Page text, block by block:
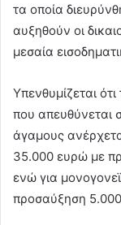
τα οποία
αυξηθούν οι
μεσαία
Υπενθυμίζεται ότι
που απευθύνεται
άγαμους
35.000 ευρώ με
ενώ για
προσαύξηση